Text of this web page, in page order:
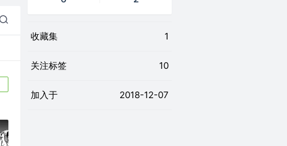
收藏集 1
关注标签 10
加入于 2018-12-07